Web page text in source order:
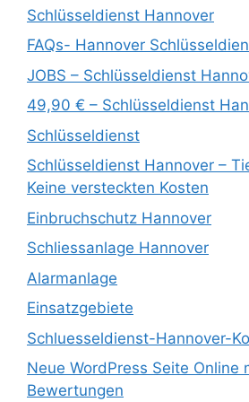
Schlüsseldienst Hannover
FAQs- Hannover
JOBS – Schlüsseldienst
49,90 € – Schlüsseldienst
Schlüsseldienst
Schlüsseldienst Hannover –
Keine versteckten Kosten
Einbruchschutz Hannover
Schliessanlage Hannover
Alarmanlage
Einsatzgebiete
Schluesseldienst-Hannover-
Neue WordPress Seite Online
Bewertungen